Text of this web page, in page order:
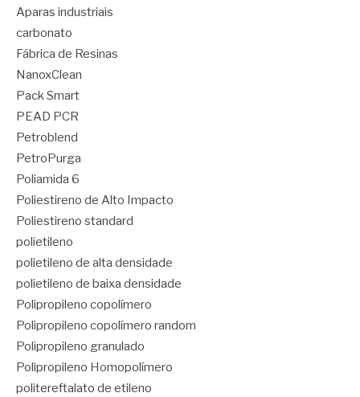
Aparas industriais
carbonato
Fábrica de Resinas
NanoxClean
Pack Smart
PEAD PCR
Petroblend
PetroPurga
Poliamida 6
Poliestireno de Alto Impacto
Poliestireno standard
polietileno
polietileno de alta densidade
polietileno de baixa densidade
Polipropileno copolímero
Polipropileno copolímero random
Polipropileno granulado
Polipropileno Homopolímero
politereftalato de etileno